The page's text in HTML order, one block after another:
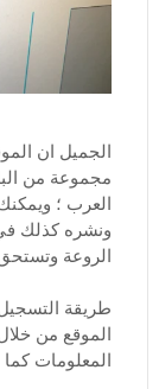
الجميل ان
مجموعة من
العرب ؛
ونشره كذلك
الروعة وتستحق
طريقة
الموقع من
المعلومات